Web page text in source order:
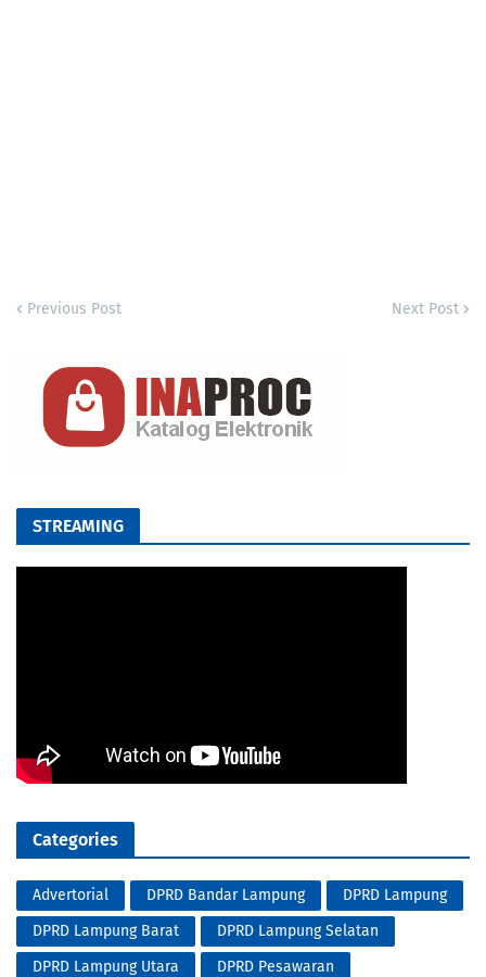
Previous Post Next Post
STREAMING
Categories
Advertorial DPRD Bandar Lampung
DPRD Lampung
DPRD Lampung Barat
DPRD Lampung Selatan
DPRD Lampung Utara
DPRD Pesawaran